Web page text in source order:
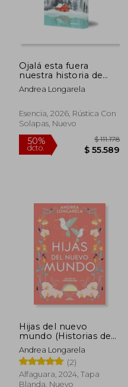
$ 50.923
Ojalá esta fuera
nuestra historia de
amor
Andrea Longarela
Esencia, 2026, Rústica Con
Solapas, Nuevo
Hijas del nuevo
mundo (Historias de
Cathalian 3)
Andrea Longarela
(2)
Alfaguara, 2024, Tapa
Blanda, Nuevo